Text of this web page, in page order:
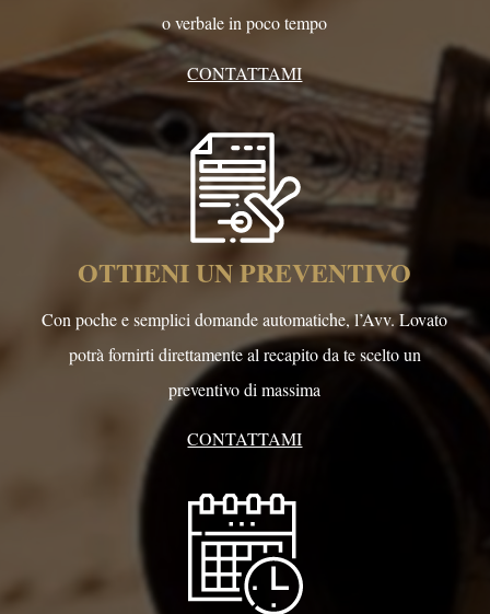
o verbale in poco tempo
CONTATTAMI
OTTIENI UN PREVENTIVO
Con poche e semplici domande automatiche, l’Avv. Lovato
potrà fornirti direttamente al recapito da te scelto un
preventivo di massima
CONTATTAMI